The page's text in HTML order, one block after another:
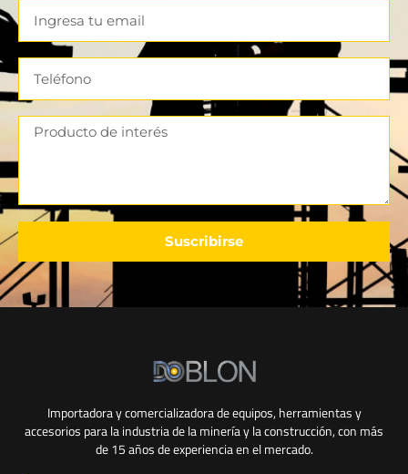
Suscribirse
Importadora y comercializadora de equipos, herramientas y
accesorios para la industria de la minería y la construcción, con más
de 15 años de experiencia en el mercado.